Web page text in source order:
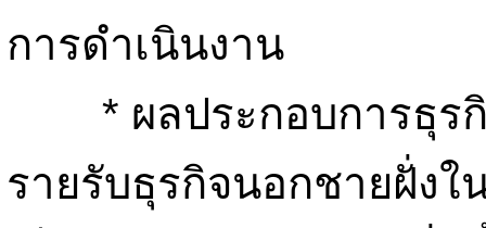
การดำเนินงาน
* ผลประกอบการธุรกิ
รายรับธุรกิจนอกชายฝั่งใ